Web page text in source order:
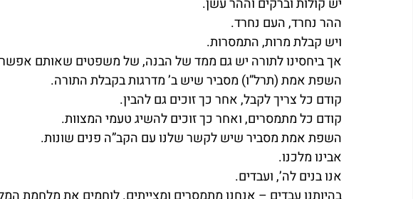
יש קולות וברקים וההר עשן.
ההר נחרד, העם נחרד.
ויש קבלת מרות, התמסרות.
אך ביחסינו לתורה יש גם ממד של הבנה, של משפטים שאותם אפשר
השפת אמת (תרל”ו) מסביר שיש ב’ מדרגות בקבלת התורה.
קודם כל צריך לקבל, אחר כך זוכים גם להבין.
קודם כל מתמסרים, ואחר כך זוכים להשיג טעמי המצוות.
השפת אמת מסביר שיש לקשר שלנו עם הקב”ה פנים שונות.
אבינו מלכנו.
אנו בנים לה’, ועבדים.